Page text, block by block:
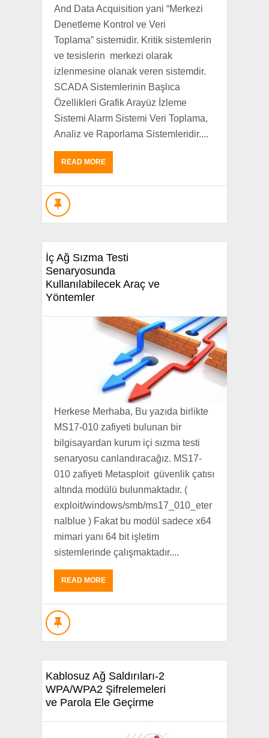
And Data Acquisition yani “Merkezi
Denetleme Kontrol ve Veri
Toplama” sistemidir. Kritik sistemlerin
ve tesislerin merkezi olarak
izlenmesine olanak veren sistemdir.
SCADA Sistemlerinin Başlıca
Özellikleri Grafik Arayüz İzleme
Sistemi Alarm Sistemi Veri Toplama,
Analiz ve Raporlama Sistemleridir....
READ MORE
İç Ağ Sızma Testi
Senaryosunda
Kullanılabilecek Araç ve
Yöntemler
Herkese Merhaba, Bu yazıda birlikte
MS17-010 zafiyeti bulunan bir
bilgisayardan kurum içi sızma testi
senaryosu canlandıracağız. MS17-
010 zafiyeti Metasploit güvenlik çatısı
altında modülü bulunmaktadır. (
exploit/windows/smb/ms17_010_eter
nalblue ) Fakat bu modül sadece x64
mimari yanı 64 bit işletim
sistemlerinde çalışmaktadır....
READ MORE
Kablosuz Ağ Saldırıları-2
WPA/WPA2 Şifrelemeleri
ve Parola Ele Geçirme